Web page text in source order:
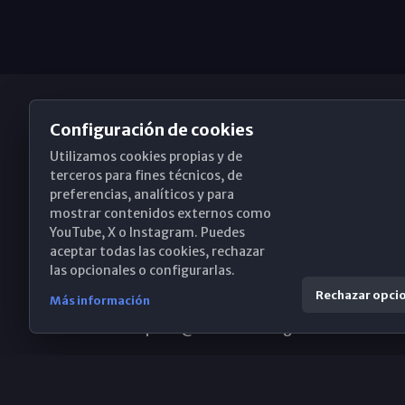
Obispado de Málaga
Santa María, 18-20. 29015 Málaga
(+34) 952 224 386
Configuración de cookies
Utilizamos cookies propias y de
terceros para fines técnicos, de
preferencias, analíticos y para
mostrar contenidos externos como
YouTube, X o Instagram. Puedes
aceptar todas las cookies, rechazar
las opcionales o configurarlas.
Más información Rechazar